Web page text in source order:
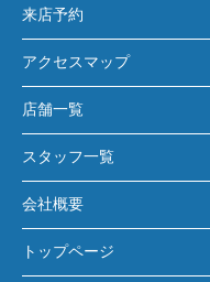
来店予約
アクセスマップ
店舗一覧
スタッフ一覧
会社概要
トップページ